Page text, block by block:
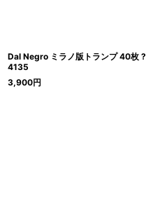
Dal Negro ミラノ版トランプ 40枚 ?
4135
3,900円